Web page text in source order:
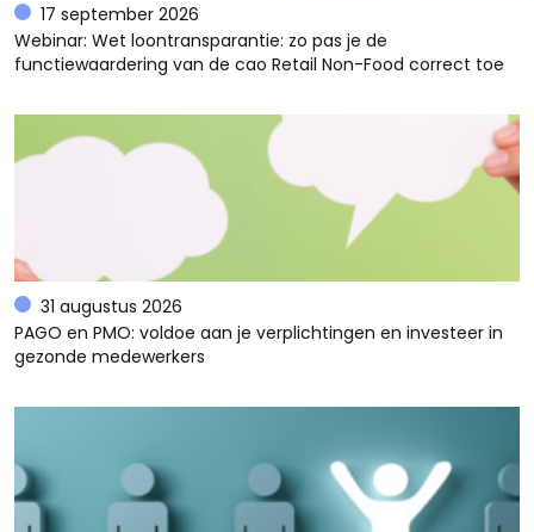
17 september 2026
Webinar: Wet loontransparantie: zo pas je de
functiewaardering van de cao Retail Non-Food correct toe
31 augustus 2026
PAGO en PMO: voldoe aan je verplichtingen en investeer in
gezonde medewerkers